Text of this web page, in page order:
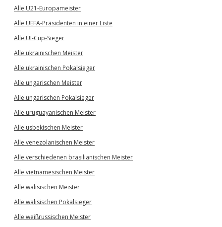
Alle U21-Europameister
Alle UEFA-Präsidenten in einer Liste
Alle UI-Cup-Sieger
Alle ukrainischen Meister
Alle ukrainischen Pokalsieger
Alle ungarischen Meister
Alle ungarischen Pokalsieger
Alle uruguayanischen Meister
Alle usbekischen Meister
Alle venezolanischen Meister
Alle verschiedenen brasilianischen Meister
Alle vietnamesischen Meister
Alle walisischen Meister
Alle walisischen Pokalsieger
Alle weißrussischen Meister